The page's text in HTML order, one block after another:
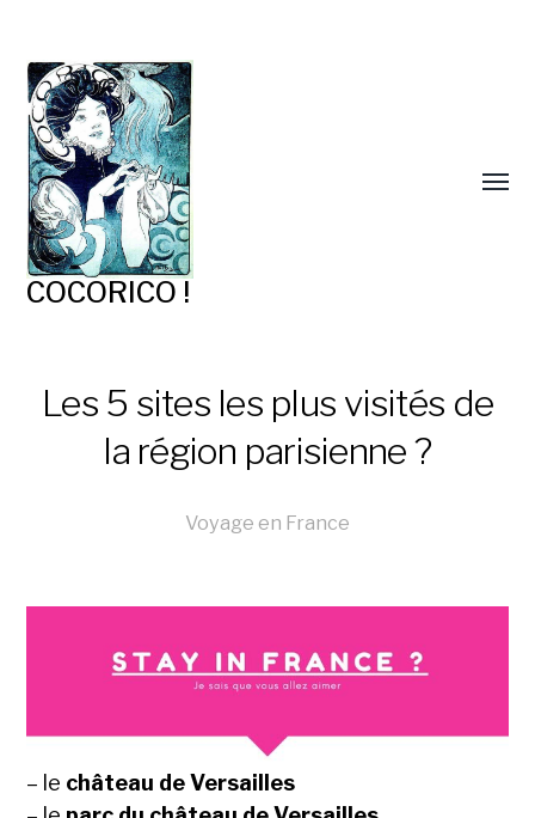
COCORICO !
Les 5 sites les plus visités de
la région parisienne ?
Voyage en France
– le château de Versailles